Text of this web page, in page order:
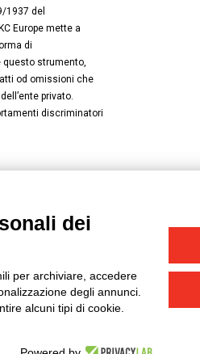
1937 del
Europe mette a
di
questo strumento,
od omissioni che
privato.
discriminatori
dei
per archiviare, accedere
degli annunci.
alcuni tipi di cookie.